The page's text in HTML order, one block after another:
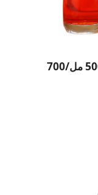
RS034: زجاجة فودكا بالجملة بأحجام 500 مل/700